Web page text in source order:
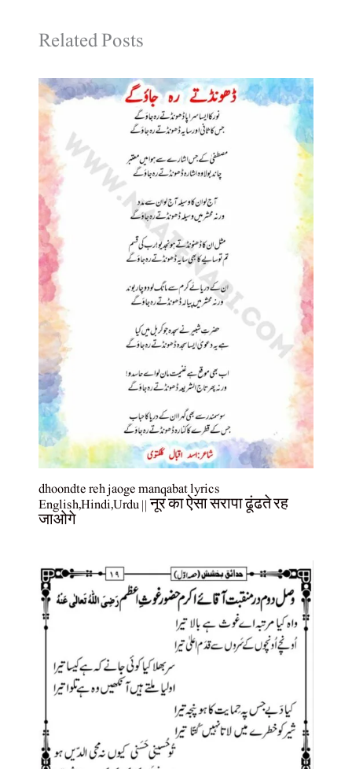
Related Posts
dhoondte reh jaoge manqabat lyrics
English,Hindi,Urdu || नूर का ऐसा सरापा ढूंढते रह
जाओगे